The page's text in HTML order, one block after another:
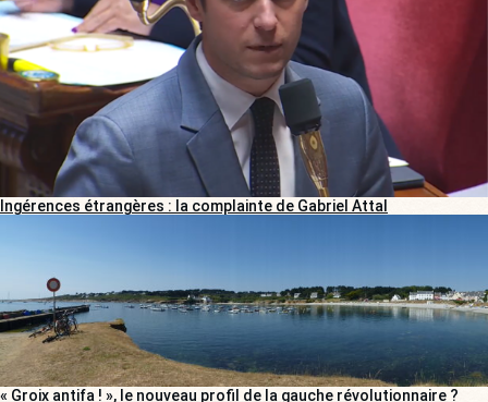
Ingérences étrangères : la complainte de Gabriel Attal
« Groix antifa ! », le nouveau profil de la gauche révolutionnaire ?